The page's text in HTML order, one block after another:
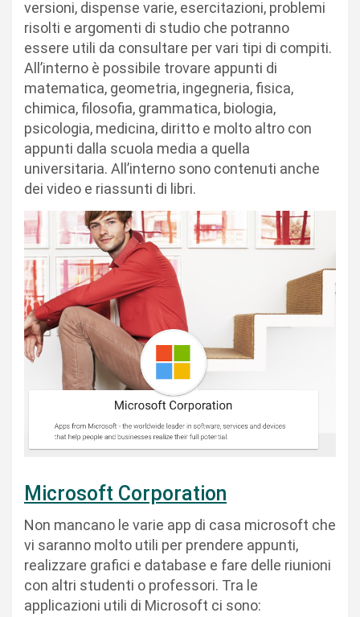
versioni, dispense varie, esercitazioni, problemi
risolti e argomenti di studio che potranno
essere utili da consultare per vari tipi di compiti.
All’interno è possibile trovare appunti di
matematica, geometria, ingegneria, fisica,
chimica, filosofia, grammatica, biologia,
psicologia, medicina, diritto e molto altro con
appunti dalla scuola media a quella
universitaria. All’interno sono contenuti anche
dei video e riassunti di libri.
Microsoft Corporation
Non mancano le varie app di casa microsoft che
vi saranno molto utili per prendere appunti,
realizzare grafici e database e fare delle riunioni
con altri studenti o professori. Tra le
applicazioni utili di Microsoft ci sono: